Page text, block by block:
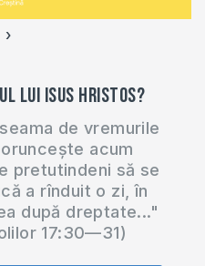
›
lui Isus Hristos?
de vremurile
acum
pretutindeni să se
a rînduit o zi, în
după dreptate..."
17:30—31)